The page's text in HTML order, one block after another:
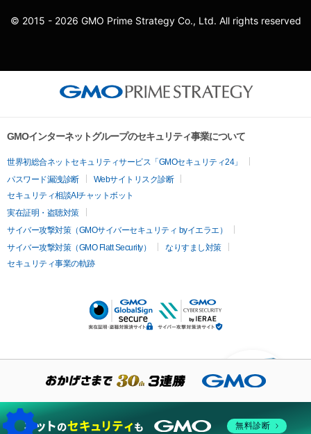
© 2015 - 2026 GMO Prime Strategy Co., Ltd. All rights reserved
GMOインターネットグループのセキュリティ事業について
世界初総合ネットセキュリティサービス「GMOセキュリティ24」
パスワード漏洩診断
Webサイトリスク診断
セキュリティ相談AIチャットボット
実在証明・盗聴対策
サイバー攻撃対策（GMOサイバーセキュリティ byイエラエ）
サイバー攻撃対策（GMO Flatt Security）
なりすまし対策
セキュリティ事業の軌跡
KUSANAGIについての質
無料診断